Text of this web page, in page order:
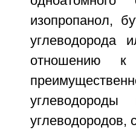
изопропанол,
углеводорода
отношению к
углеводородов,